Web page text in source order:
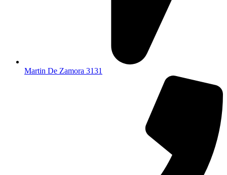
Martin De Zamora 3131